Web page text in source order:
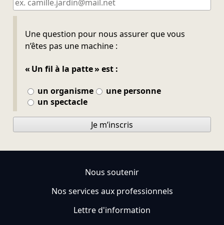
Une question pour nous assurer que vous
n’êtes pas une machine :
« Un fil à la patte » est :
un organisme
une personne
un spectacle
Ne pas remplir
Je m’inscris
Nous soutenir
Nos services aux professionnels
Lettre d'information